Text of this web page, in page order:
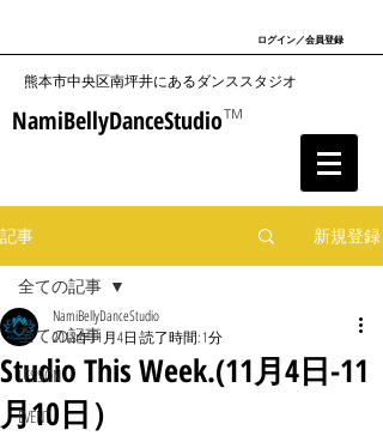
ログイン／会員登録
​熊本市中央区南坪井にあるダンススタジオ
NamiBellyDanceStudioTM
記事 新規登録
全ての記事
LESSON
EVENT
全ての記事
Studio This Week.(11月4日-11
月10日）
NamiBellyDanceStudio
2018年11月4日 読了時間: 1分